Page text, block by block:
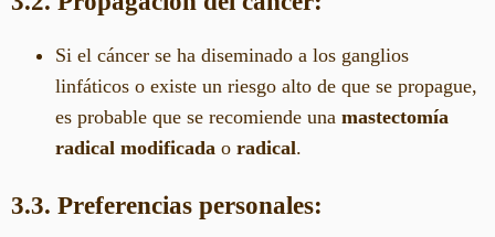
Si el cáncer se ha diseminado a los ganglios
linfáticos o existe un riesgo alto de que se propague,
es probable que se recomiende una mastectomía
radical modificada o radical.
3.3. Preferencias personales: